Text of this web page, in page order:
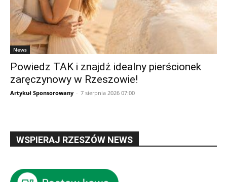
News
Powiedz TAK i znajdź idealny pierścionek
zaręczynowy w Rzeszowie!
Artykuł Sponsorowany - 7 sierpnia 2026 07:00
WSPIERAJ RZESZÓW NEWS